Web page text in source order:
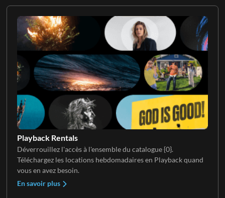
Playback Rentals
Déverrouillez l'accès à l'ensemble du catalogue {0}.
Téléchargez les locations hebdomadaires en Playback quand
vous en avez besoin.
En savoir plus